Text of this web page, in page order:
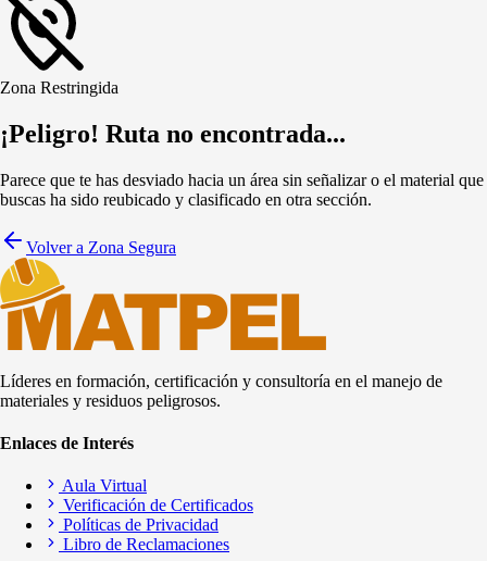
Zona Restringida
¡Peligro! Ruta no encontrada...
Parece que te has desviado hacia un área sin señalizar o el material que
buscas ha sido reubicado y clasificado en otra sección.
Volver a Zona Segura
Líderes en formación, certificación y consultoría en el manejo de
materiales y residuos peligrosos.
Enlaces de Interés
Aula Virtual
Verificación de Certificados
Políticas de Privacidad
Libro de Reclamaciones